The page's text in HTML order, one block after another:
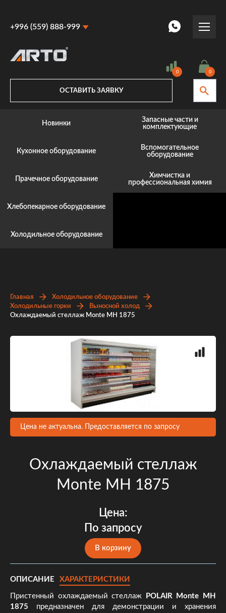
+996 (559) 888-999
+996 (559) 888-999
0 0
ОСТАВИТЬ ЗАЯВКУ
Новинки
Кухонное оборудование
Прачечное оборудование
Хлебопекарное оборудование
Холодильное оборудование
Запасные части и
комплектующие
Вспомогательное
оборудование
Химчистка и
профессиональная химия
Главная
Холодильное оборудование
Холодильные горки
Выносной холод
Охлаждаемый стеллаж Monte MH 1875
Цена не актуальна. Предоставляется по запросу
Охлаждаемый стеллаж
Monte MH 1875
Цена:
По запросу
В корзину
ОПИСАНИЕ ХАРАКТЕРИСТИКИ
Пристенный охлаждаемый стеллаж
POLAIR Monte MH
1875 предназначен для демонстрации и хранения